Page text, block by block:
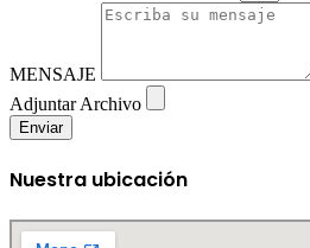
MENSAJE
Adjuntar Archivo
Enviar
Nuestra ubicación